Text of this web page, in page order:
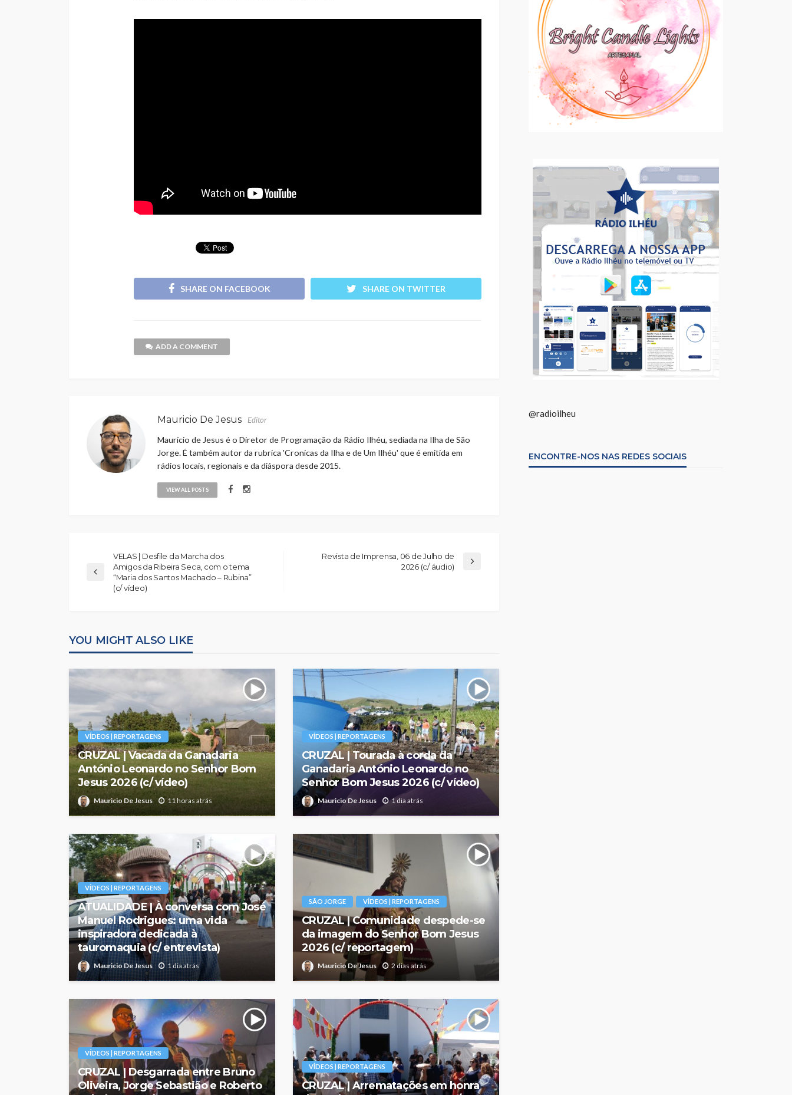
SHARE ON FACEBOOK SHARE ON TWITTER
ADD A COMMENT
Mauricio De Jesus Editor
Maurício de Jesus é o Diretor de Programação da Rádio Ilhéu, sediada na Ilha de São
Jorge. É também autor da rubrica 'Cronicas da Ilha e de Um Ilhéu' que é emitida em
rádios locais, regionais e da diáspora desde 2015.
VIEW ALL POSTS
VELAS | Desfile da Marcha dos
Amigos da Ribeira Seca, com o tema
“Maria dos Santos Machado – Rubina”
(c/ vídeo)
Revista de Imprensa, 06 de Julho de
2026 (c/ áudio)
YOU MIGHT ALSO LIKE
VÍDEOS | REPORTAGENS
CRUZAL | Vacada da Ganadaria
António Leonardo no Senhor Bom
Jesus 2026 (c/ vídeo)
Mauricio De Jesus 11 horas atrás
VÍDEOS | REPORTAGENS
CRUZAL | Tourada à corda da
Ganadaria António Leonardo no
Senhor Bom Jesus 2026 (c/ vídeo)
Mauricio De Jesus 1 dia atrás
VÍDEOS | REPORTAGENS
ATUALIDADE | À conversa com José
Manuel Rodrigues: uma vida
inspiradora dedicada à
tauromaquia (c/ entrevista)
Mauricio De Jesus 1 dia atrás
SÃO JORGE VÍDEOS | REPORTAGENS
CRUZAL | Comunidade despede-se
da imagem do Senhor Bom Jesus
2026 (c/ reportagem)
Mauricio De Jesus 2 dias atrás
VÍDEOS | REPORTAGENS
CRUZAL | Desgarrada entre Bruno
Oliveira, Jorge Sebastião e Roberto
VÍDEOS | REPORTAGENS
CRUZAL | Arrematações em honra
@radioilheu
ENCONTRE-NOS NAS REDES SOCIAIS